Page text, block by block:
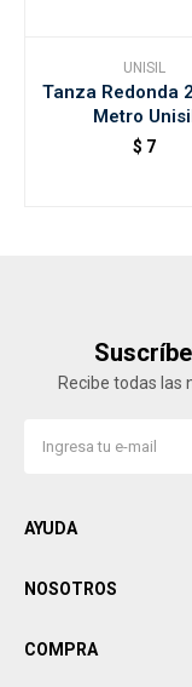
UNISIL
Tanza Redonda
Metro
$ 7
Recibe todas las
AYUDA
NOSOTROS
COMPRA